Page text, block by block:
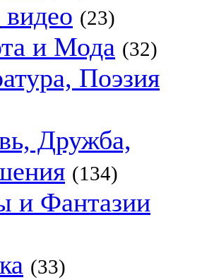
(23)
и Мода (32)
Поэзия
Дружба,
(134)
и Фантазии
(33)